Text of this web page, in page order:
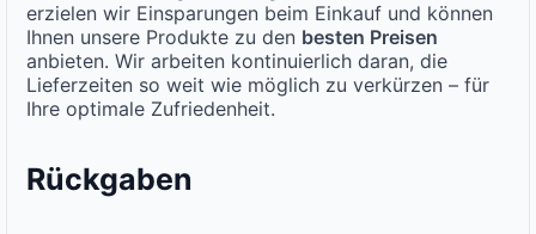
erzielen wir Einsparungen beim Einkauf und können
Ihnen unsere Produkte zu den besten Preisen
anbieten. Wir arbeiten kontinuierlich daran, die
Lieferzeiten so weit wie möglich zu verkürzen – für
Ihre optimale Zufriedenheit.
Rückgaben